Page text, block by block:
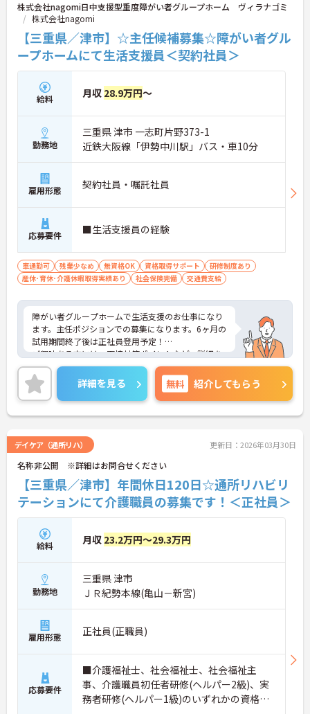
株式会社nagomi日中支援型重度障がい者グループホーム ヴィラナゴミ
株式会社nagomi
【三重県／津市】☆主任候補募集☆障がい者グル
ープホームにて生活支援員＜契約社員＞
給料 月収 28.9万円～
勤務地
三重県 津市 一志町片野373-1
近鉄大阪線「伊勢中川駅」バス・車10分
雇用形態 契約社員・嘱託社員
応募要件 ■生活支援員の経験
車通勤可 残業少なめ 無資格OK 資格取得サポート
研修制度あり
産休･育休･介護休暇取得実績あり
社会保険完備 交通費支給
障がい者グループホームで生活支援のお仕事になり
ます。主任ポジションでの募集になります。6ヶ月の
試用期間終了後は正社員登用予定！
ご興味ある方には、面接対策ポイントなど、詳細を
お話しいたしますのでお気軽にご相談ください。
詳細を見る 無料 紹介してもらう
デイケア（通所リハ） 更新日：2026年03月30日
名称非公開 ※詳細はお問合せください
【三重県／津市】年間休日120日☆通所リハビリ
テーションにて介護職員の募集です！＜正社員＞
給料 月収 23.2万円～29.3万円
勤務地
三重県 津市
ＪＲ紀勢本線(亀山－新宮)
雇用形態 正社員(正職員)
応募要件
■介護福祉士、社会福祉士、社会福祉主
事、介護職員初任者研修(ヘルパー2級)、実
務者研修(ヘルパー1級)のいずれかの資格必